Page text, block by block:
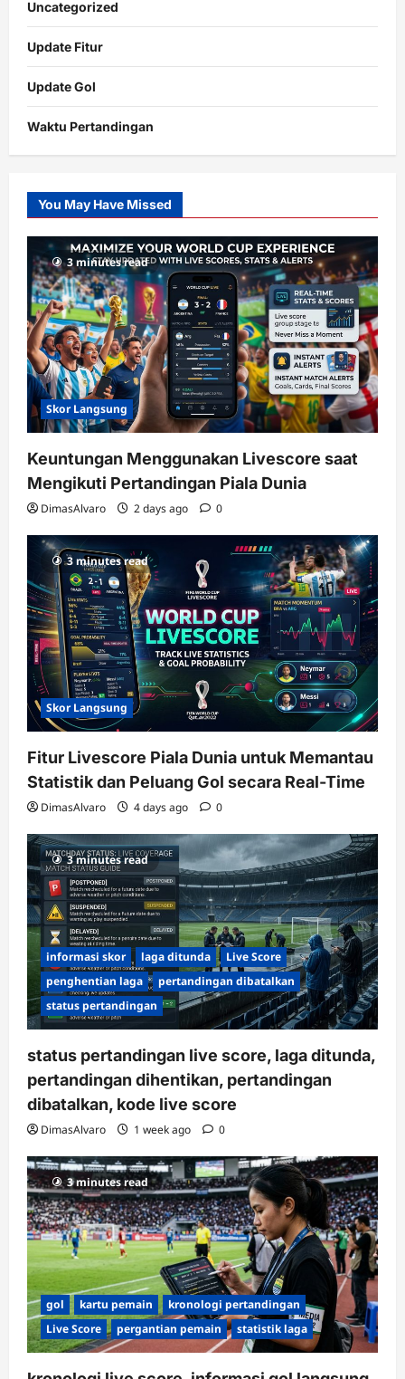
Uncategorized
Update Fitur
Update Gol
Waktu Pertandingan
Slot
Gacor
RTP
terupdate
You May Have Missed
3 minutes read
Skor Langsung
Keuntungan Menggunakan Livescore saat
Mengikuti Pertandingan Piala Dunia
DimasAlvaro 2 days ago 0
3 minutes read
Skor Langsung
Fitur Livescore Piala Dunia untuk Memantau
Statistik dan Peluang Gol secara Real-Time
DimasAlvaro 4 days ago 0
3 minutes read
informasi skor laga ditunda
Live Score
penghentian laga
pertandingan dibatalkan
status pertandingan
status pertandingan live score, laga ditunda,
pertandingan dihentikan, pertandingan
dibatalkan, kode live score
DimasAlvaro 1 week ago 0
3 minutes read
gol kartu pemain
kronologi pertandingan
Live Score
pergantian pemain statistik laga